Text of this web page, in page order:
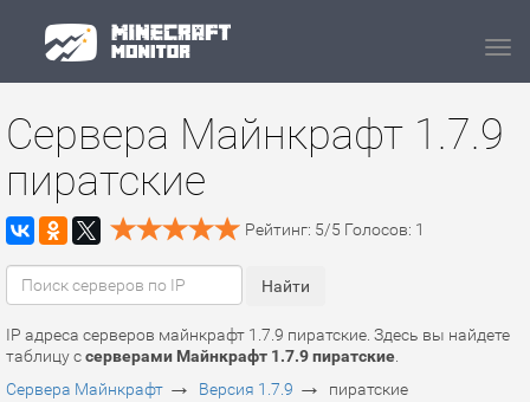
Сервера Майнкрафт 1.7.9
пиратские
Рейтинг: 5/5 Голосов: 1
IP адреса серверов майнкрафт 1.7.9 пиратские. Здесь вы найдете
таблицу ссерверами Майнкрафт 1.7.9 пиратские
Сервера Майнкрафт → Версия 1.7.9 → пиратские